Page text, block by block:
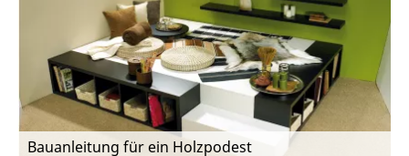
Bauanleitung für ein Holzpodest